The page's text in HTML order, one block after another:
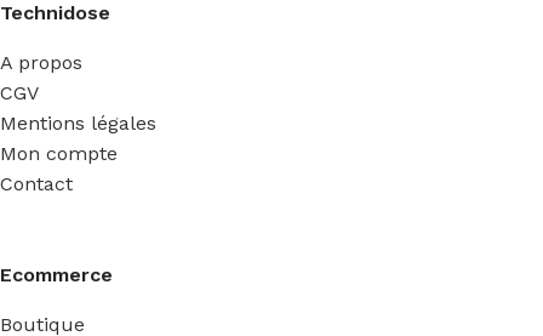
Technidose
A propos
CGV
Mentions légales
Mon compte
Contact
Ecommerce
Boutique